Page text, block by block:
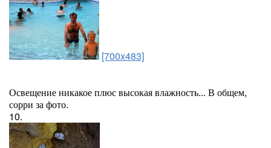
[700x483]
Освещение никакое плюс высокая влажность... В общем,
сорри за фото.
10.